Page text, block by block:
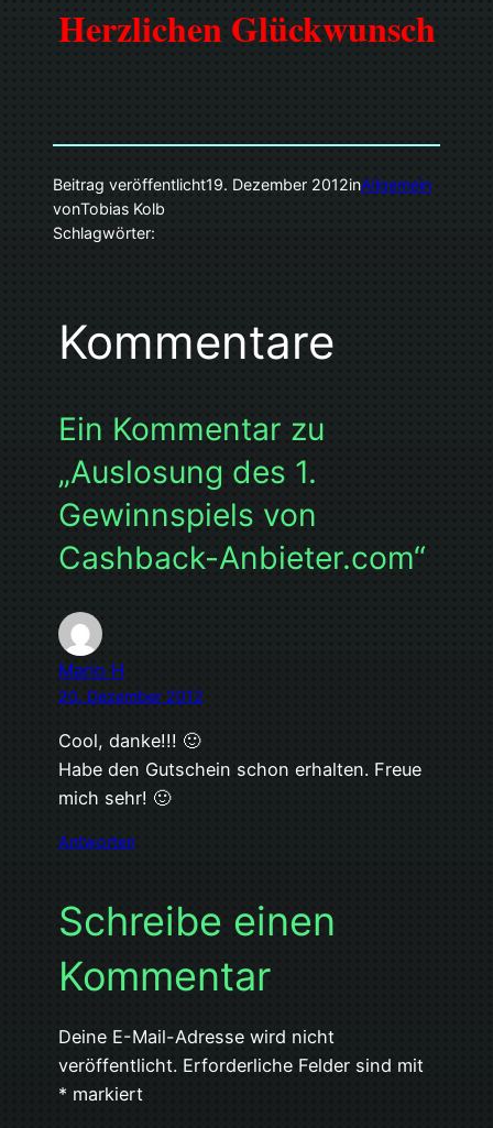
Herzlichen Glückwunsch
Beitrag veröffentlicht19. Dezember 2012inAllgemein
vonTobias Kolb
Schlagwörter:
Kommentare
Ein Kommentar zu
„Auslosung des 1.
Gewinnspiels von
Cashback-Anbieter.com“
Mario H
20. Dezember 2012
Cool, danke!!! 🙂
Habe den Gutschein schon erhalten. Freue
mich sehr! 🙂
Antworten
Schreibe einen
Kommentar
Deine E-Mail-Adresse wird nicht
veröffentlicht. Erforderliche Felder sind mit
* markiert